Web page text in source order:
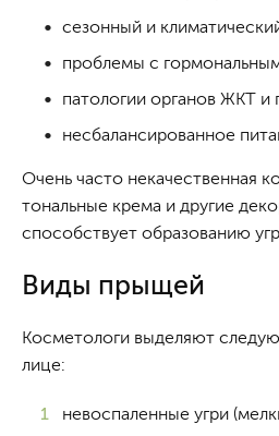
сезонный и
проблемы с
патологии органов ЖКТ и
несбалансированное
Очень часто некачественная
тональные крема и другие
способствует образованию
Виды прыщей
Косметологи выделяют
лице:
невоспаленные угри